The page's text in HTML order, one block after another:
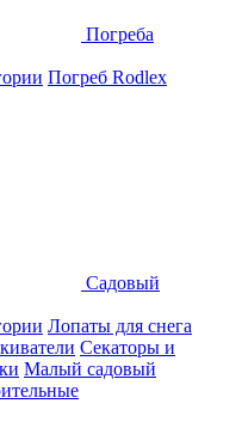
Погреба
Погреб Rodlex
Садовый
Лопаты для снега
Секаторы и
Малый садовый